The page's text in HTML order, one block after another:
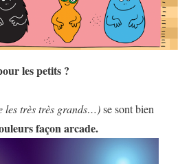
les petits ?
les très très grands…)se sont bien
façon arcade.